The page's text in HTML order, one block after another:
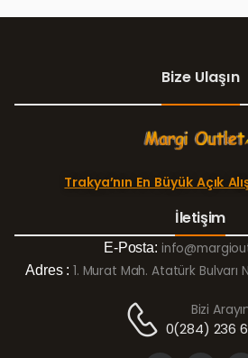
Bize Ulaşın
Trakya’nın En Büyük Açık
İletişim
E-Posta:
Adres : 1. Murat Mah. Atatürk Bulvarı
Bizi
0(284) 236